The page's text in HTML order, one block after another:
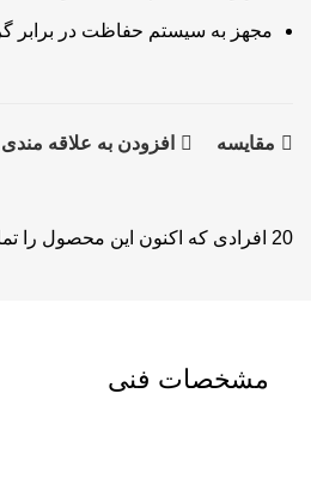
مجهز به سیستم حفاظت در برابر
مقايسه افزودن به علاقه مندی
20 افرادی که اکنون این محصول را
مشخصات فنی